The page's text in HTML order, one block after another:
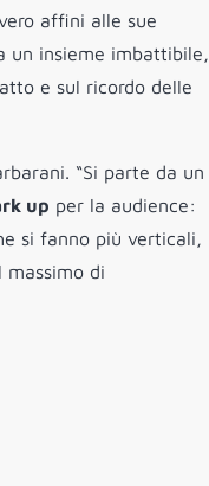
affini alle sue
un insieme imbattibile,
e sul ricordo delle
“Si parte da un
up per la audience:
si fanno più verticali,
massimo di